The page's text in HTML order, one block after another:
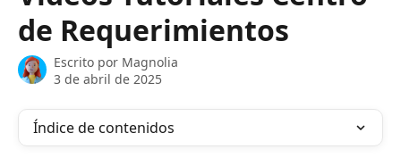
de Requerimientos
Escrito por Magnolia
3 de abril de 2025
Índice de contenidos